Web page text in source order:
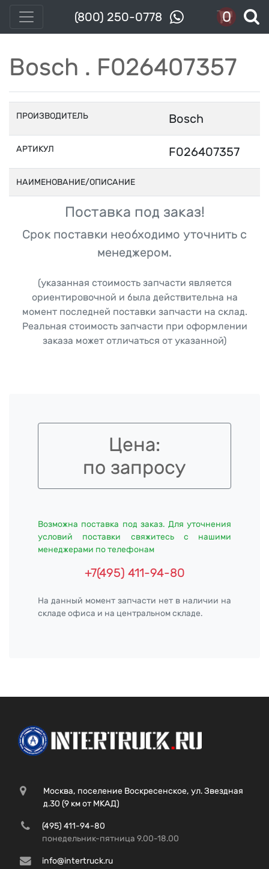
(800) 250-0778 0
Bosch . F026407357
ПРОИЗВОДИТЕЛЬ Bosch
АРТИКУЛ F026407357
НАИМЕНОВАНИЕ/ОПИСАНИЕ
Поставка под заказ!
Срок поставки необходимо уточнить с
менеджером.
(указанная стоимость запчасти является
ориентировочной и была действительна на
момент последней поставки запчасти на склад.
Реальная стоимость запчасти при оформлении
заказа может отличаться от указанной)
Цена:
по запросу
Возможна поставка под заказ. Для уточнения
условий поставки свяжитесь с нашими
менеджерами по телефонам
+7(495) 411-94-80
На данный момент запчасти нет в наличии на
складе офиса и на центральном складе.
Москва, поселение Воскресенское, ул. Звездная
д.30 (9 км от МКАД)
(495) 411-94-80
понедельник-пятница 9.00-18.00
info@intertruck.ru